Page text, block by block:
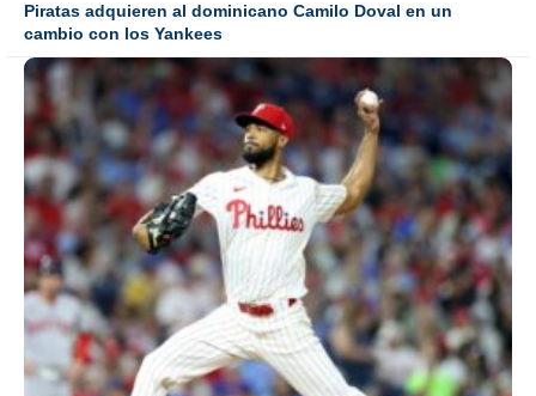
Piratas adquieren al dominicano Camilo Doval en un
cambio con los Yankees